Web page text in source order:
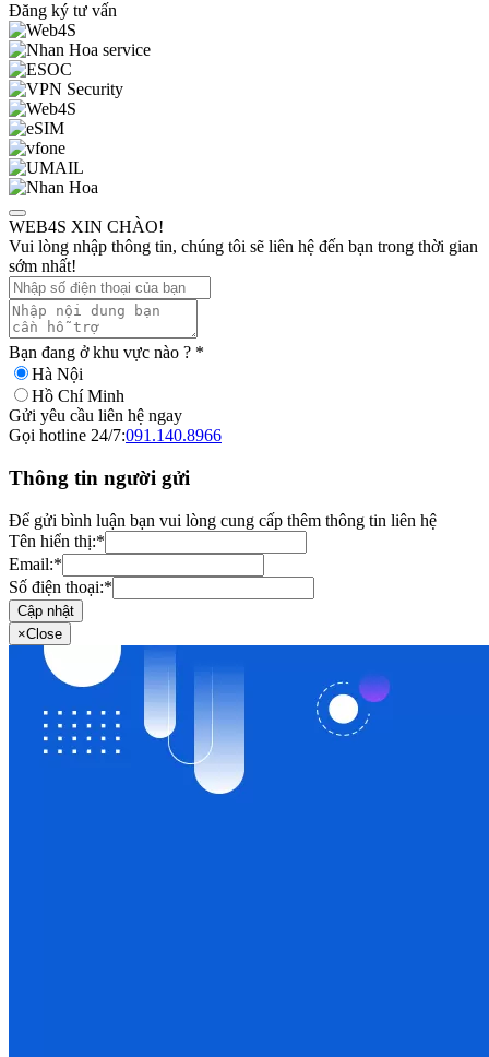
Đăng ký tư vấn
WEB4S XIN CHÀO!
Vui lòng nhập thông tin, chúng tôi sẽ liên hệ đến bạn trong thời gian
sớm nhất!
Bạn đang ở khu vực nào ? *
Hà Nội
Hồ Chí Minh
Gửi yêu cầu liên hệ ngay
Gọi hotline 24/7:091.140.8966
Thông tin người gửi
Để gửi bình luận bạn vui lòng cung cấp thêm thông tin liên hệ
Tên hiển thị:*
Email:*
Số điện thoại:*
Cập nhật
×Close